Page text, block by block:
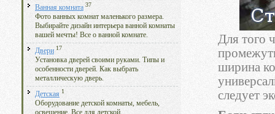
Ванная комната 37
Фото ванных комнат маленького размера.
Выбирайте дизайн интерьера ванной комнаты
вашей мечты! Все о ванной комнате.
Двери 17
Установка дверей своими руками. Типы и
особенности дверей. Как выбрать
металлическую дверь.
Детская 1
Оборудование детской комнаты, мебель,
освещение. Все для детской.
Для того
ширина
следует